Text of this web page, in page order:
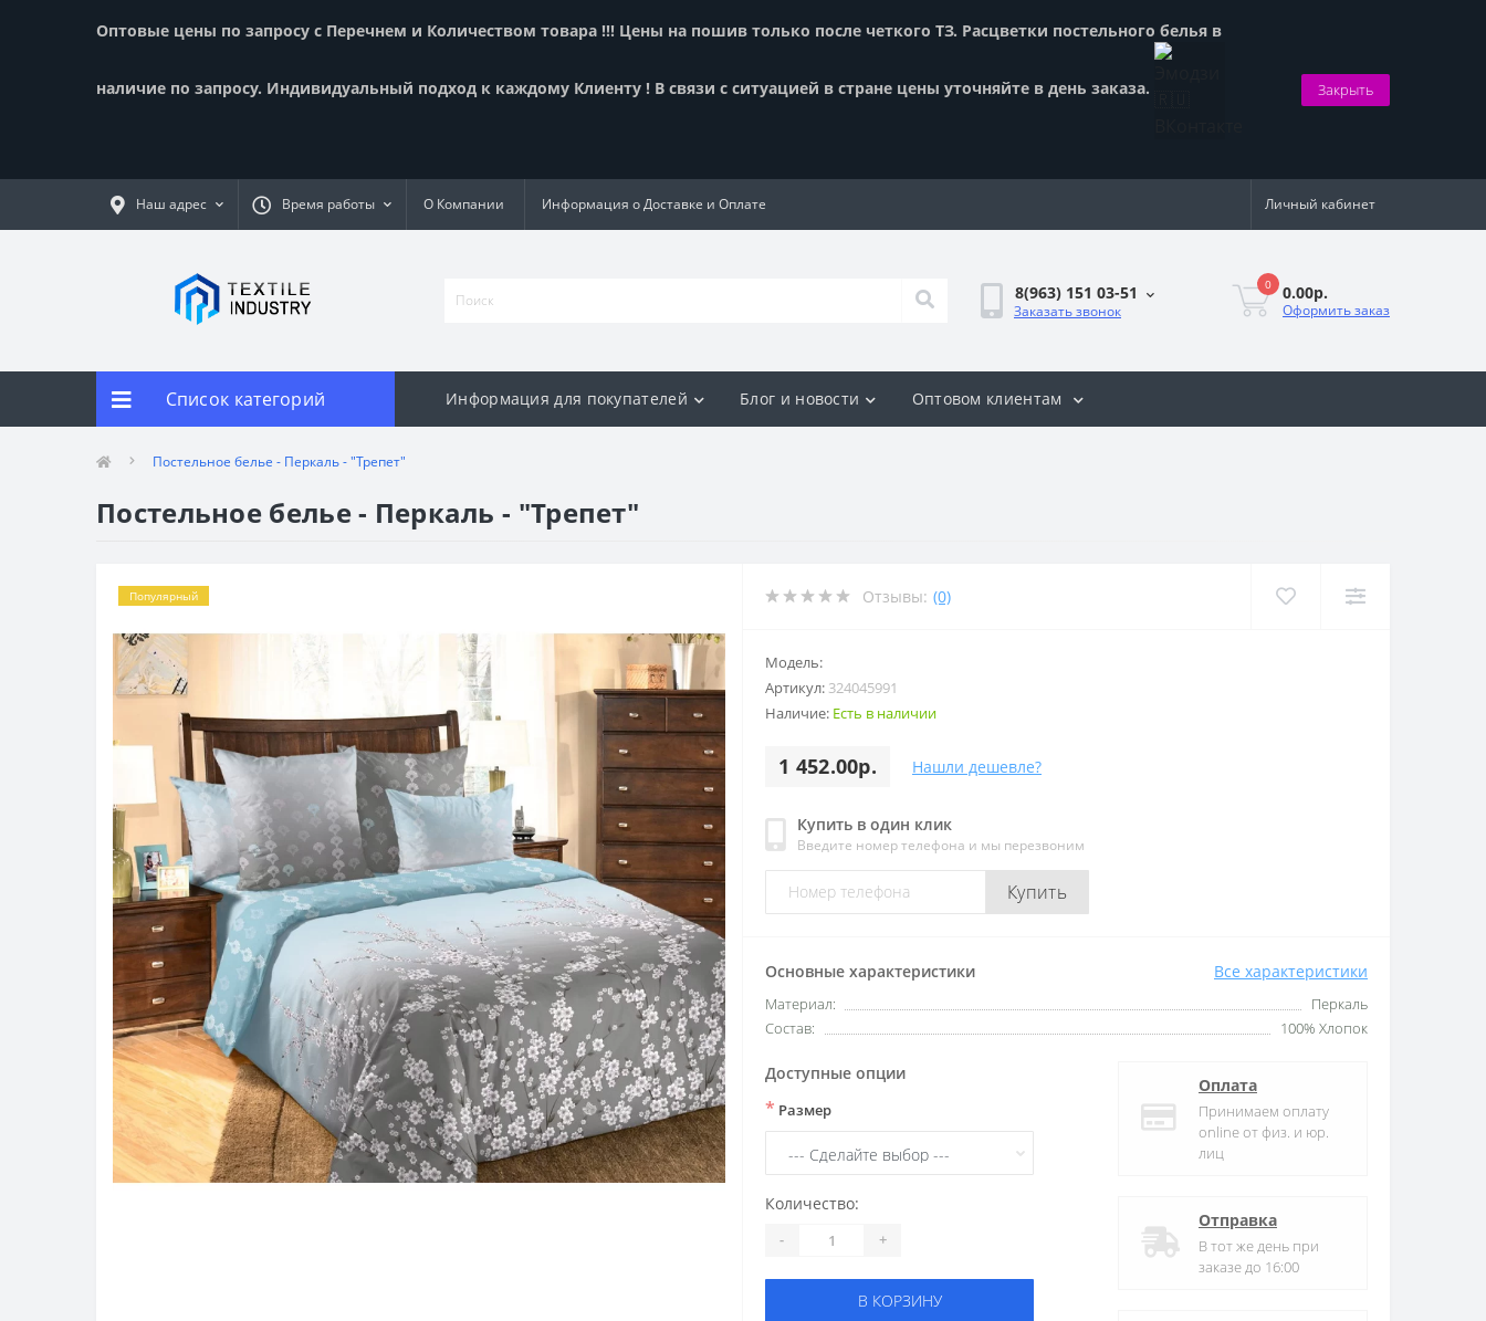
Оптовые цены по запросу с Перечнем и Количеством товара !!! Цены на пошив только после четкого ТЗ. Расцветки постельного белья в
наличие по запросу. Индивидуальный подход к каждому Клиенту ! В связи с ситуацией в стране цены уточняйте в день заказа. Закрыть
Наш адрес Время работы О Компании Информация о Доставке и Оплате Личный кабинет
8(963) 151 03-51
Заказать звонок
0 0.00р.
Оформить заказ
Список категорий Информация для покупателей Блог и новости Оптовом клиентам
Постельное белье - Перкаль - "Трепет"
Постельное белье - Перкаль - "Трепет"
Популярный Отзывы: (0)
Модель:
Артикул: 324045991
Наличие: Есть в наличии
1 452.00р. Нашли дешевле?
Купить в один клик
Введите номер телефона и мы перезвоним
Купить
Основные характеристики Все характеристики
Материал:
Перкаль
Состав:
100% Хлопок
Доступные опции
* Размер
Количество:
- +
В КОРЗИНУ
Оплата
Принимаем оплату
online от физ. и юр.
лиц
Отправка
В тот же день при
заказе до 16:00